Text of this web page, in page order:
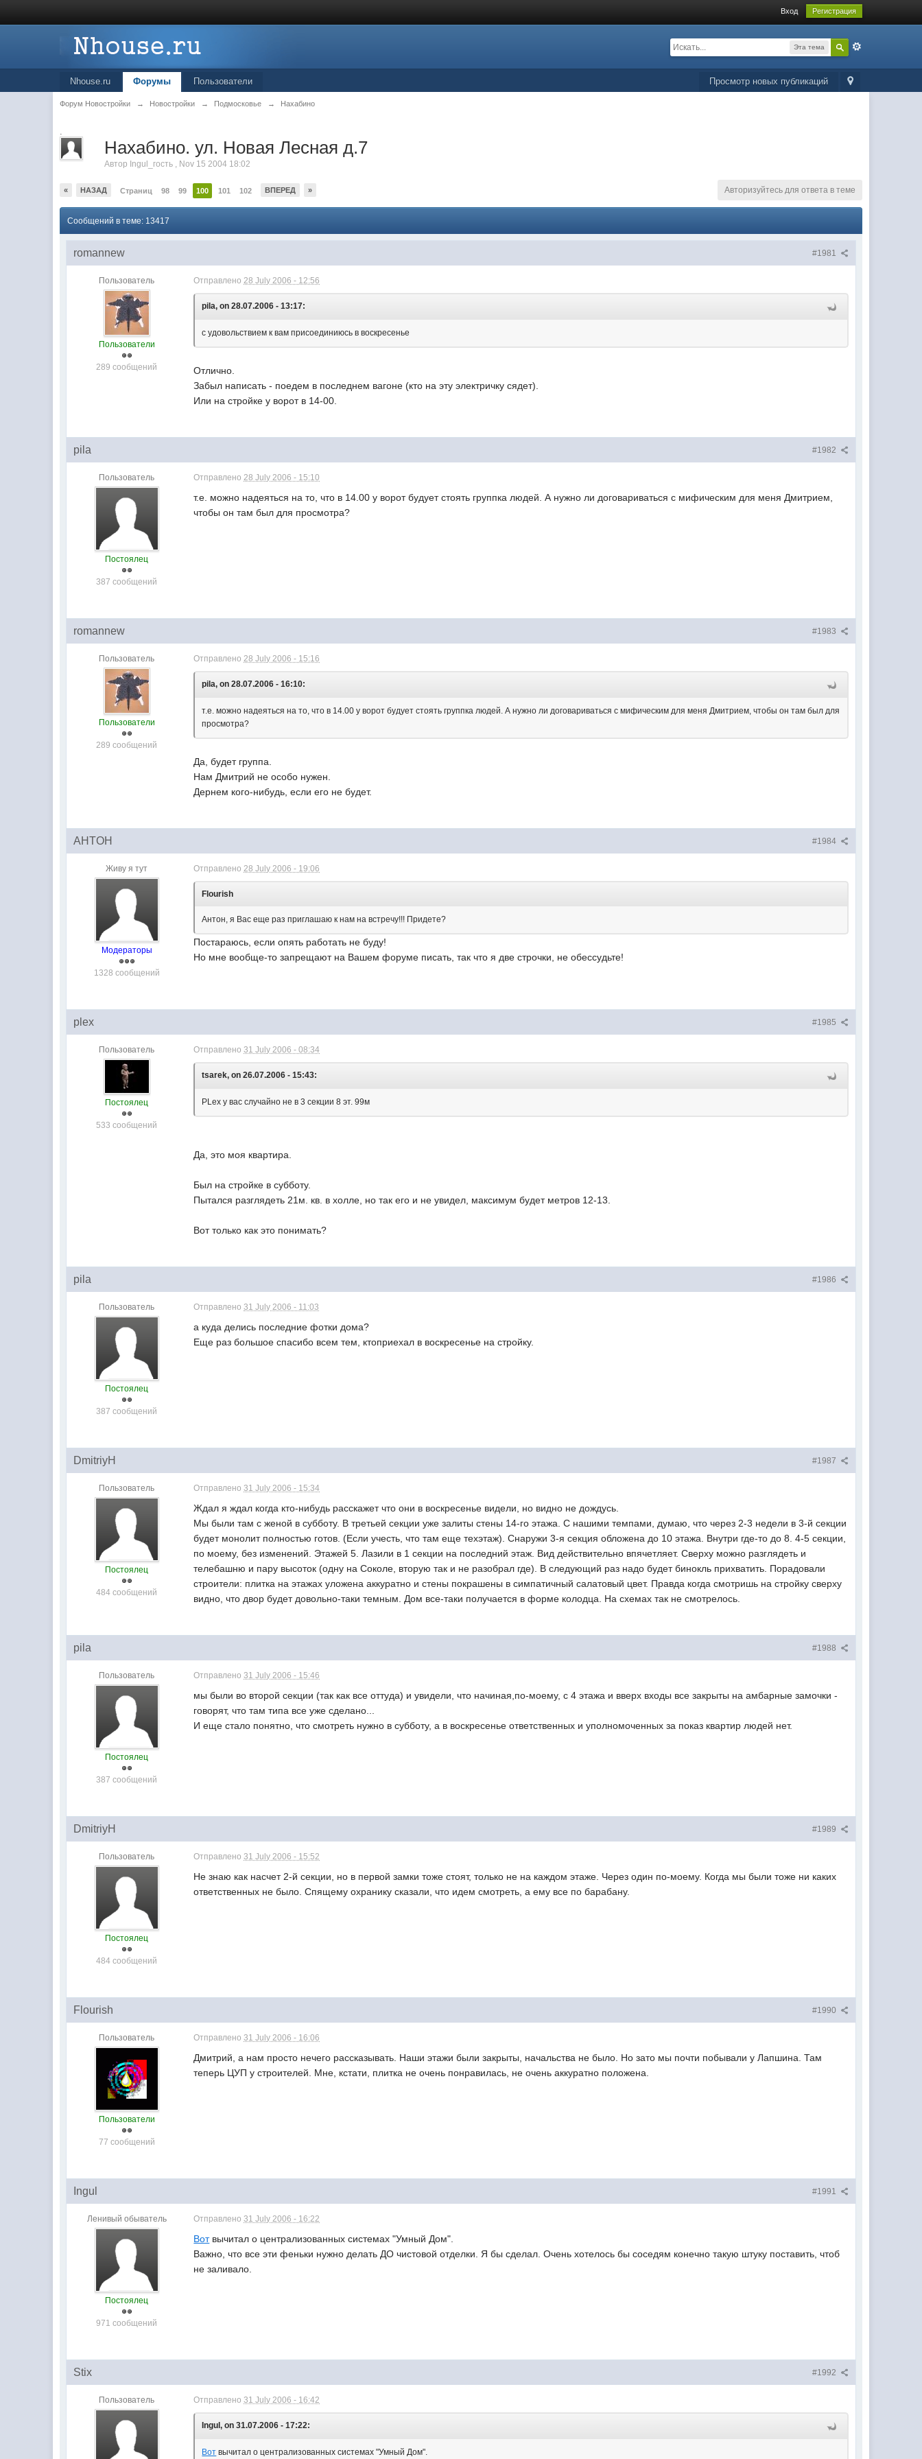
Вход Регистрация
Эта тема
Просмотр новых публикаций
Nhouse.ru Форумы Пользователи
Форум Новостройки → Новостройки → Подмосковье → Нахабино
.
Нахабино. ул. Новая Лесная д.7
Автор Ingul_гость , Nov 15 2004 18:02
« НАЗАД Страниц 98 99 100 101 102 ВПЕРЕД » Авторизуйтесь для ответа в теме
Сообщений в теме: 13417
#1981
romannew
Пользователь
Пользователи
289 сообщений
Отправлено28 July 2006 - 12:56
pila, on 28.07.2006 - 13:17:
с удовольствием к вам присоединиюсь в воскресенье
Отлично.
Забыл написать - поедем в последнем вагоне (кто на эту электричку сядет).
Или на стройке у ворот в 14-00.
#1982
pila
Пользователь
Постоялец
387 сообщений
Отправлено28 July 2006 - 15:10
т.е. можно надеяться на то, что в 14.00 у ворот будует стоять группка людей. А нужно ли договариваться с мифическим для меня Дмитрием,
чтобы он там был для просмотра?
#1983
romannew
Пользователь
Пользователи
289 сообщений
Отправлено28 July 2006 - 15:16
pila, on 28.07.2006 - 16:10:
т.е. можно надеяться на то, что в 14.00 у ворот будует стоять группка людей. А нужно ли договариваться с мифическим для меня Дмитрием, чтобы он там был для
просмотра?
Да, будет группа.
Нам Дмитрий не особо нужен.
Дернем кого-нибудь, если его не будет.
#1984
AHTOH
Живу я тут
Модераторы
1328 сообщений
Отправлено28 July 2006 - 19:06
Flourish
Антон, я Вас еще раз приглашаю к нам на встречу!!! Придете?
Постараюсь, если опять работать не буду!
Но мне вообще-то запрещают на Вашем форуме писать, так что я две строчки, не обессудьте!
#1985
plex
Пользователь
Постоялец
533 сообщений
Отправлено31 July 2006 - 08:34
tsarek, on 26.07.2006 - 15:43:
PLex у вас случайно не в 3 секции 8 эт. 99м
Да, это моя квартира.
Был на стройке в субботу.
Пытался разглядеть 21м. кв. в холле, но так его и не увидел, максимум будет метров 12-13.
Вот только как это понимать?
#1986
pila
Пользователь
Постоялец
387 сообщений
Отправлено31 July 2006 - 11:03
а куда делись последние фотки дома?
Еще раз большое спасибо всем тем, ктоприехал в воскресенье на стройку.
#1987
DmitriyH
Пользователь
Постоялец
484 сообщений
Отправлено31 July 2006 - 15:34
Ждал я ждал когда кто-нибудь расскажет что они в воскресенье видели, но видно не дождусь.
Мы были там с женой в субботу. В третьей секции уже залиты стены 14-го этажа. С нашими темпами, думаю, что через 2-3 недели в 3-й секции
будет монолит полностью готов. (Если учесть, что там еще техэтаж). Снаружи 3-я секция обложена до 10 этажа. Внутри где-то до 8. 4-5 секции,
по моему, без изменений. Этажей 5. Лазили в 1 секции на последний этаж. Вид действительно впячетляет. Сверху можно разглядеть и
телебашню и пару высоток (одну на Соколе, вторую так и не разобрал где). В следующий раз надо будет бинокль прихватить. Порадовали
строители: плитка на этажах уложена аккуратно и стены покрашены в симпатичный салатовый цвет. Правда когда смотришь на стройку сверху
видно, что двор будет довольно-таки темным. Дом все-таки получается в форме колодца. На схемах так не смотрелось.
#1988
pila
Пользователь
Постоялец
387 сообщений
Отправлено31 July 2006 - 15:46
мы были во второй секции (так как все оттуда) и увидели, что начиная,по-моему, с 4 этажа и вверх входы все закрыты на амбарные замочки -
говорят, что там типа все уже сделано...
И еще стало понятно, что смотреть нужно в субботу, а в воскресенье ответственных и уполномоченных за показ квартир людей нет.
#1989
DmitriyH
Пользователь
Постоялец
484 сообщений
Отправлено31 July 2006 - 15:52
Не знаю как насчет 2-й секции, но в первой замки тоже стоят, только не на каждом этаже. Через один по-моему. Когда мы были тоже ни каких
ответственных не было. Спящему охранику сказали, что идем смотреть, а ему все по барабану.
#1990
Flourish
Пользователь
Пользователи
77 сообщений
Отправлено31 July 2006 - 16:06
Дмитрий, а нам просто нечего рассказывать. Наши этажи были закрыты, начальства не было. Но зато мы почти побывали у Лапшина. Там
теперь ЦУП у строителей. Мне, кстати, плитка не очень понравилась, не очень аккуратно положена.
#1991
Ingul
Ленивый обыватель
Постоялец
971 сообщений
Отправлено31 July 2006 - 16:22
Вотвычитал о централизованных системах "Умный Дом".
Важно, что все эти феньки нужно делать ДО чистовой отделки. Я бы сделал. Очень хотелось бы соседям конечно такую штуку поставить, чтоб
не заливало.
#1992
Stix
Пользователь Отправлено31 July 2006 - 16:42
Ingul, on 31.07.2006 - 17:22:
Вот вычитал о централизованных системах "Умный Дом".